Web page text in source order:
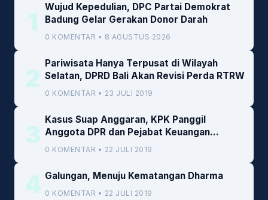
1
Wujud Kepedulian, DPC Partai Demokrat
Badung Gelar Gerakan Donor Darah
0 KOMENTAR • 8 AGUSTUS 2026
2
Pariwisata Hanya Terpusat di Wilayah
Selatan, DPRD Bali Akan Revisi Perda RTRW
0 KOMENTAR • 23 JULI 2019
3
Kasus Suap Anggaran, KPK Panggil
Anggota DPR dan Pejabat Keuangan
Kemenkeu
0 KOMENTAR • 22 JULI 2019
4 Galungan, Menuju Kematangan Dharma
0 KOMENTAR • 22 JULI 2019